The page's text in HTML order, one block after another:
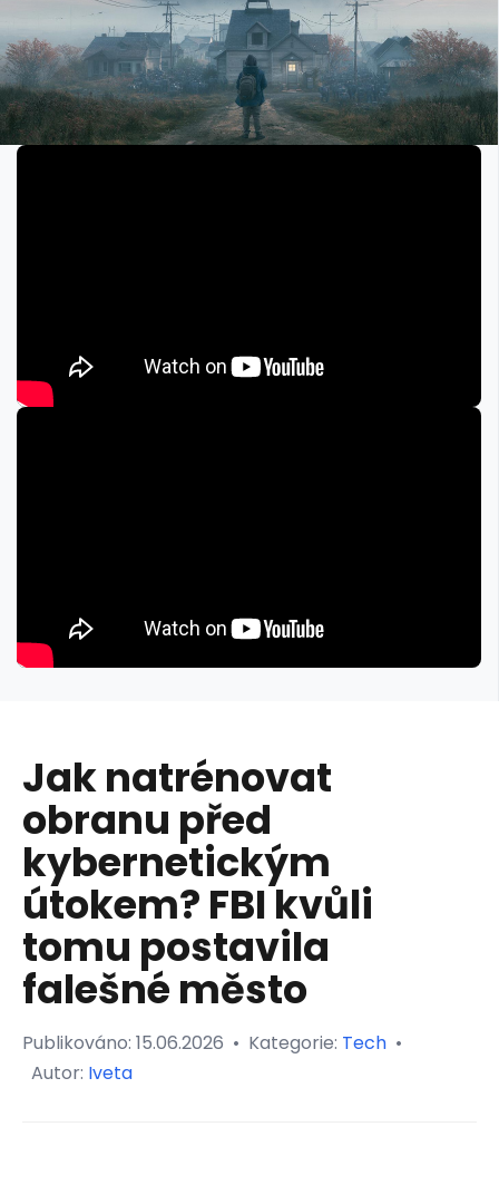
Jak natrénovat
obranu před
kybernetickým
útokem? FBI kvůli
tomu postavila
falešné město
Publikováno: 15.06.2026 • Kategorie: Tech •
Autor: Iveta